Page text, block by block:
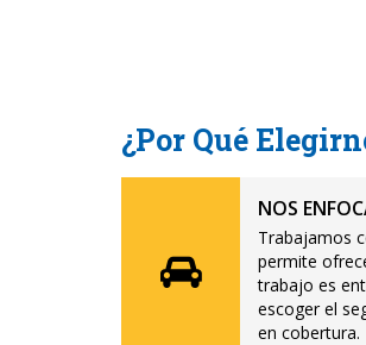
¿Por Qué
NOS
Trabajamos
permite
trabajo es
escoger el
en cobertura.